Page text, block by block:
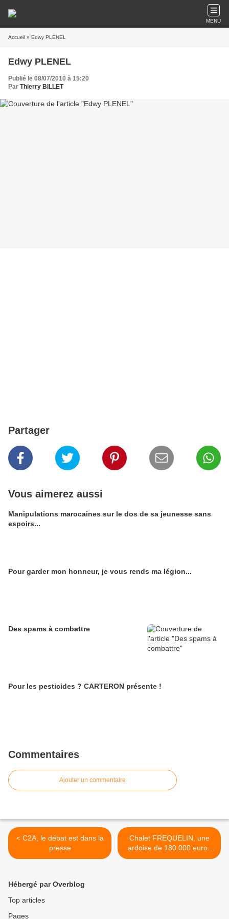
MENU
Accueil » Edwy PLENEL
Edwy PLENEL
Publié le 08/07/2010 à 15:20
Par Thierry BILLET
Partager
Vous aimerez aussi
Manipulations marocaines sur le dos de sa jeunesse sans
espoirs...
Pour garder mon honneur, je vous rends ma légion...
Des spams à combattre
Pour les pesticides ? CARTERON présente !
Commentaires
Ajouter un commentaire
< C2A, le débat est dans la
presse
Chalet FREQUELIN, une
ardoise de 180.000 euros
pour PASSY >
Hébergé par Overblog
Top articles
Pages